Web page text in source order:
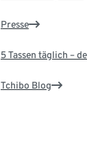
Presse
5 Tassen täglich –
Tchibo Blog